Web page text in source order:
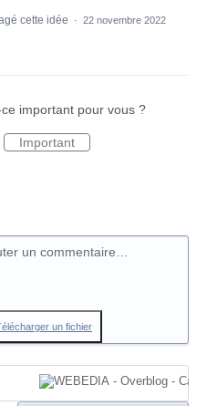
cette idée · 22 novembre 2022
important pour vous ?
Important
un commentaire…
un fichier